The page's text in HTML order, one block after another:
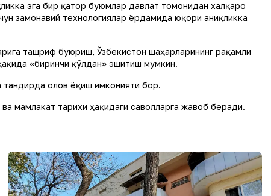
эга бир қатор буюмлар давлат томонидан халқаро
замонавий технологиялар ёрдамида юқори аниқликка
ташриф буюриш, Ўзбекистон шаҳарларининг рақамли
«биринчи қўлдан» эшитиш мумкин.
тандирда олов ёқиш имконияти бор.
мамлакат тарихи ҳақидаги саволларга жавоб беради.